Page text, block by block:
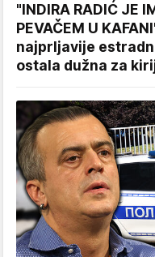
"INDIRA RADIĆ JE
PEVAČEM U
najprljavije
ostala dužna za